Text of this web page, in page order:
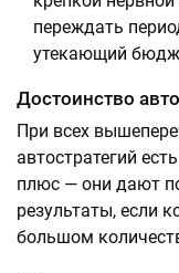
переждать
утекающий
Достоинство
При всех
автостратегий
плюс — они дают
результаты, если
большом